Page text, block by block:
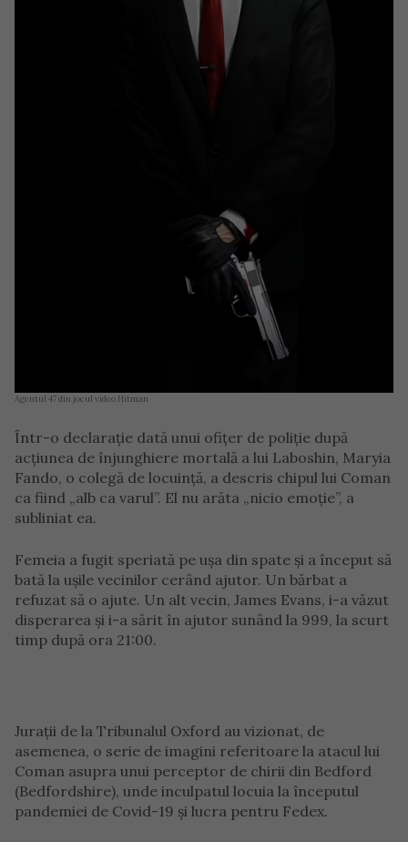
Agentul 47 din jocul video Hitman
Într-o declarație dată unui ofițer de poliție după
acțiunea de înjunghiere mortală a lui Laboshin, Maryia
Fando, o colegă de locuință, a descris chipul lui Coman
ca fiind „alb ca varul”. El nu arăta „nicio emoție”, a
subliniat ea.
Femeia a fugit speriată pe ușa din spate și a început să
bată la ușile vecinilor cerând ajutor. Un bărbat a
refuzat să o ajute. Un alt vecin, James Evans, i-a văzut
disperarea și i-a sărit în ajutor sunând la 999, la scurt
timp după ora 21:00.
Jurații de la Tribunalul Oxford au vizionat, de
asemenea, o serie de imagini referitoare la atacul lui
Coman asupra unui perceptor de chirii din Bedford
(Bedfordshire), unde inculpatul locuia la începutul
pandemiei de Covid-19 și lucra pentru Fedex.